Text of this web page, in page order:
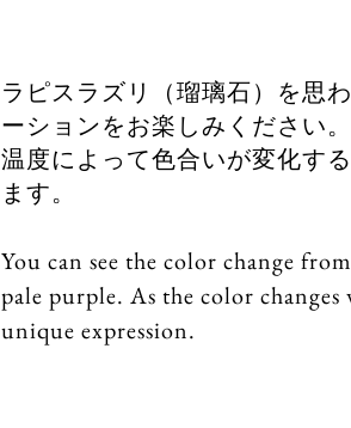
ラピスラズリ（瑠璃石）を思
ーションをお楽しみください。
温度によって色合いが変化す
ます。
You can see the color change
pale purple. As the color
unique expression.